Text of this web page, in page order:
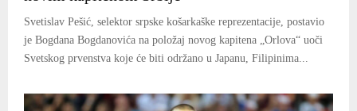
Svetislav Pešić, selektor srpske košarkaške reprezentacije, postavio
je Bogdana Bogdanovića na položaj novog kapitena „Orlova“ uoči
Svetskog prvenstva koje će biti održano u Japanu, Filipinima...